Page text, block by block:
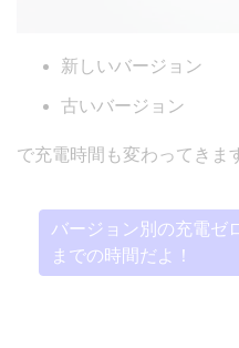
新しいバージョン
古いバージョン
で充電時間も変わってきま
バージョン別の充電ゼ
までの時間だよ！